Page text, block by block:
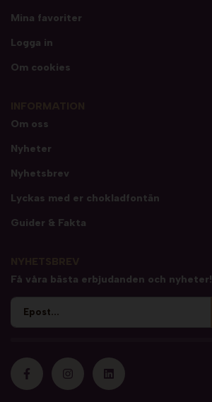
Mina favoriter
Logga in
Om cookies
Om oss
Nyheter
Nyhetsbrev
Lyckas med er chokladfontän
Guider & Fakta
Få våra bästa erbjudanden och nyheter!